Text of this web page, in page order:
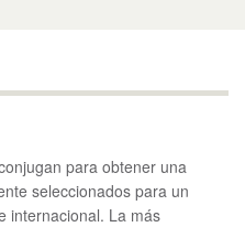
para obtener una
seleccionados para un
internacional. La más